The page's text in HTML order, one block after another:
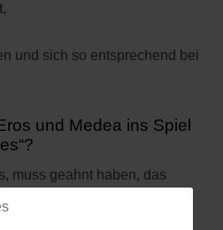
und sich so entsprechend bei
und Medea ins Spiel
muss geahnt haben, das
Zieles, das „Goldene Vlies“
auf die Unterstützung